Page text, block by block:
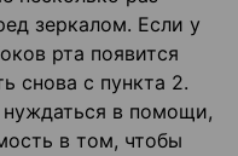
зеркалом. Если у
рта появится
снова с пункта 2.
в помощи,
в том, чтобы